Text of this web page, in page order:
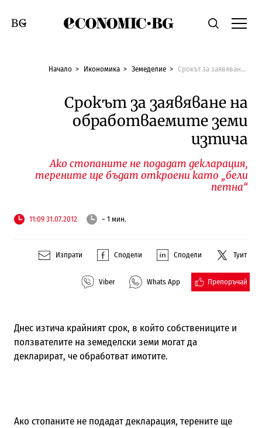
Economic.bgТърсене
Смяна на език
Начало Икономика Земеделие Срокът за заявяване на обработваемите земи изтича
Срокът за заявяване на
обработваемите земи
изтича
Ако стопаните не подадат декларация,
терените ще бъдат откроени като „бели
петна“
11:09 31.07.2012 ~ 1 мин.
Изпрати Сподели Сподели Туит
Viber Whats App Препоръчай
Днес изтича крайният срок, в който собствениците и
ползвателите на земеделски земи могат да
декларират, че обработват имотите.
Ако стопаните не подадат декларация, терените ще